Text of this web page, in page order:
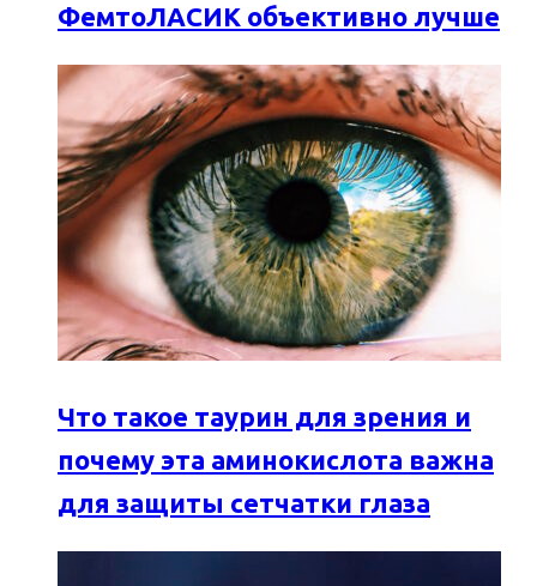
ФемтоЛАСИК объективно лучше
Что такое таурин для зрения и
почему эта аминокислота важна
для защиты сетчатки глаза